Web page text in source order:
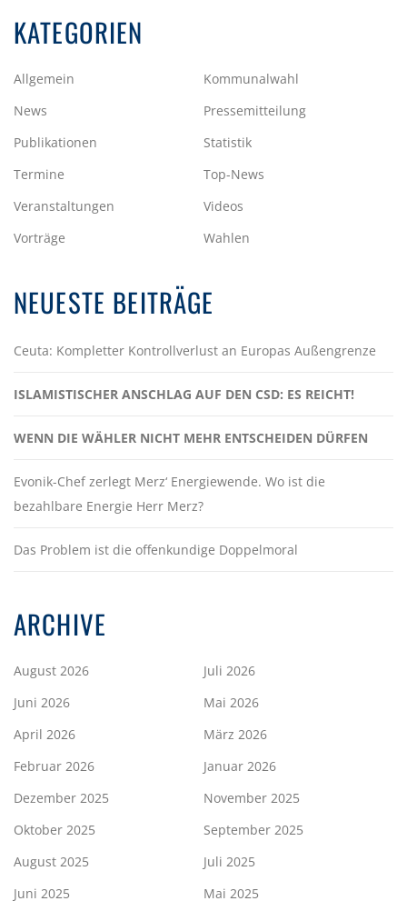
KATEGORIEN
Allgemein
Kommunalwahl
News
Pressemitteilung
Publikationen
Statistik
Termine
Top-News
Veranstaltungen
Videos
Vorträge
Wahlen
NEUESTE BEITRÄGE
Ceuta: Kompletter Kontrollverlust an Europas Außengrenze
ISLAMISTISCHER ANSCHLAG AUF DEN CSD: ES REICHT!
WENN DIE WÄHLER NICHT MEHR ENTSCHEIDEN DÜRFEN
Evonik-Chef zerlegt Merz‘ Energiewende. Wo ist die
bezahlbare Energie Herr Merz?
Das Problem ist die offenkundige Doppelmoral
ARCHIVE
August 2026
Juli 2026
Juni 2026
Mai 2026
April 2026
März 2026
Februar 2026
Januar 2026
Dezember 2025
November 2025
Oktober 2025
September 2025
August 2025
Juli 2025
Juni 2025
Mai 2025